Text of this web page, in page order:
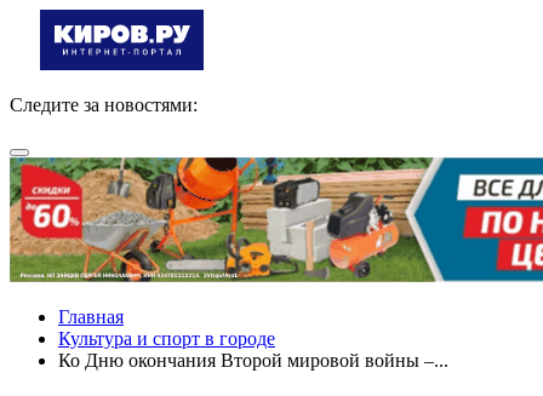
Следите за новостями:
Главная
Культура и спорт в городе
Ко Дню окончания Второй мировой войны –...